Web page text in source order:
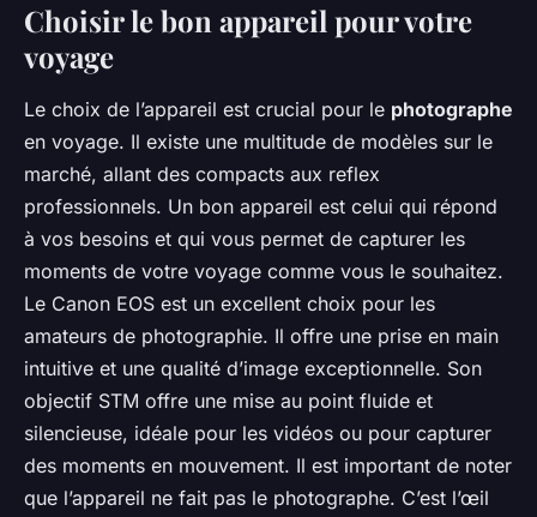
Choisir le bon appareil pour votre
voyage
Le choix de l’appareil est crucial pour le photographe
en voyage. Il existe une multitude de modèles sur le
marché, allant des compacts aux reflex
professionnels. Un bon appareil est celui qui répond
à vos besoins et qui vous permet de capturer les
moments de votre voyage comme vous le souhaitez.
Le Canon EOS est un excellent choix pour les
amateurs de photographie. Il offre une prise en main
intuitive et une qualité d’image exceptionnelle. Son
objectif STM offre une mise au point fluide et
silencieuse, idéale pour les vidéos ou pour capturer
des moments en mouvement. Il est important de noter
que l’appareil ne fait pas le photographe. C’est l’œil